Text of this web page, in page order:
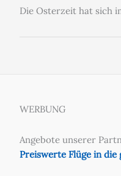
Die Osterzeit hat sich
WERBUNG
Angebote unserer
Preiswerte Flüge in die